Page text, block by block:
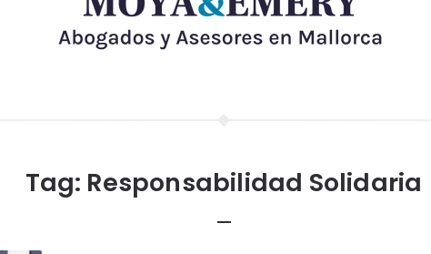
Tag: Responsabilidad Solidaria